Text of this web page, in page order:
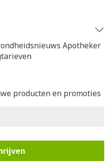
Apotheker
producten en promoties